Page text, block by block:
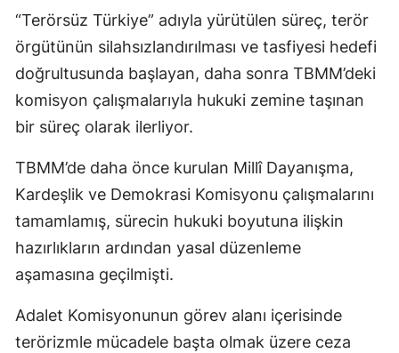
“Terörsüz Türkiye” adıyla yürütülen süreç, terör
örgütünün silahsızlandırılması ve tasfiyesi hedefi
doğrultusunda başlayan, daha sonra TBMM’deki
komisyon çalışmalarıyla hukuki zemine taşınan
bir süreç olarak ilerliyor.
TBMM’de daha önce kurulan Millî Dayanışma,
Kardeşlik ve Demokrasi Komisyonu çalışmalarını
tamamlamış, sürecin hukuki boyutuna ilişkin
hazırlıkların ardından yasal düzenleme
aşamasına geçilmişti.
Adalet Komisyonunun görev alanı içerisinde
terörizmle mücadele başta olmak üzere ceza